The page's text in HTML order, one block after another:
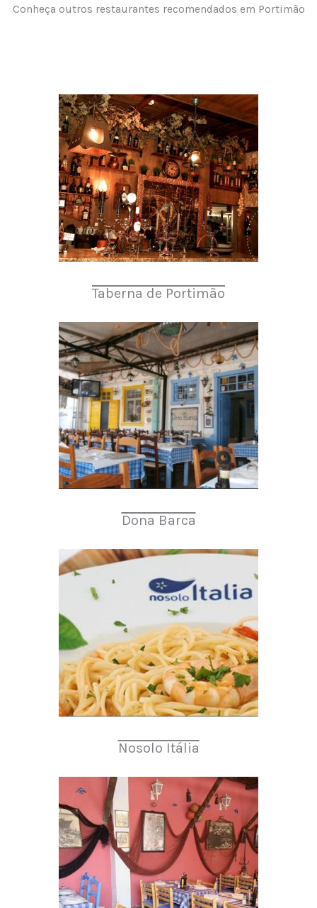
Conheça outros restaurantes recomendados em Portimão
Taberna de Portimão
Dona Barca
Nosolo Itália